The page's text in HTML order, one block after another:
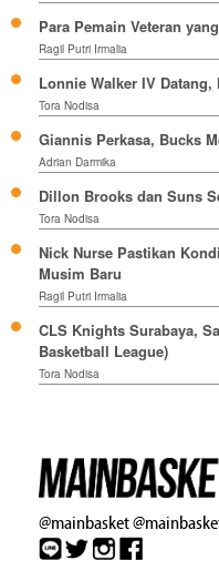
Para Pemain Veteran
Ragil Putri Irmalia
Lonnie Walker IV
Tora Nodisa
Giannis Perkasa, Bucks
Adrian Darmika
Dillon Brooks dan Suns
Tora Nodisa
Nick Nurse Pastikan
Musim Baru
Ragil Putri Irmalia
CLS Knights Surabaya,
Basketball League)
Tora Nodisa
@mainbasket